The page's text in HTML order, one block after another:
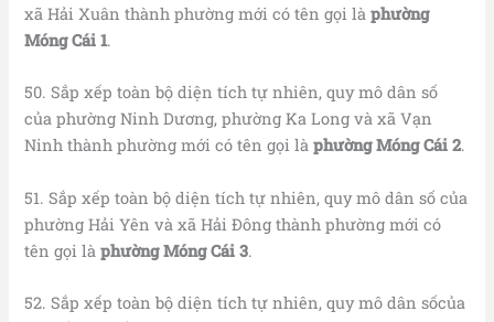
xã Hải Xuân thành phường mới có tên gọi làphường
Móng Cái 1.
50. Sắp xếp toàn bộ diện tích tự nhiên, quy mô dân số
của phường Ninh Dương, phường Ka Long và xã Vạn
Ninh thành phường mới có tên gọi làphường Móng Cái 2.
51. Sắp xếp toàn bộ diện tích tự nhiên, quy mô dân số của
phường Hải Yên và xã Hải Đông thành phường mới có
tên gọi làphường Móng Cái 3.
52. Sắp xếp toàn bộ diện tích tự nhiên, quy mô dân sốcủa